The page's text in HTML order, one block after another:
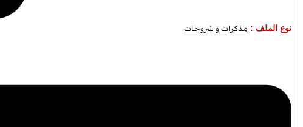
نوع الملف : مذكرات و شروحات